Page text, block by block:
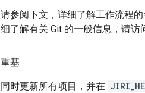
请参阅下文，详细了解工作流程
细了解有关 Git 的一般信息，请访
重基
同时更新所有项目，并在